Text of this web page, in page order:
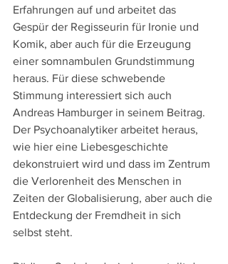
Erfahrungen auf und arbeitet das
Gespür der Regisseurin für Ironie und
Komik, aber auch für die Erzeugung
einer somnambulen Grundstimmung
heraus. Für diese schwebende
Stimmung interessiert sich auch
Andreas Hamburger in seinem Beitrag.
Der Psychoanalytiker arbeitet heraus,
wie hier eine Liebesgeschichte
dekonstruiert wird und dass im Zentrum
die Verlorenheit des Menschen in
Zeiten der Globalisierung, aber auch die
Entdeckung der Fremdheit in sich
selbst steht.